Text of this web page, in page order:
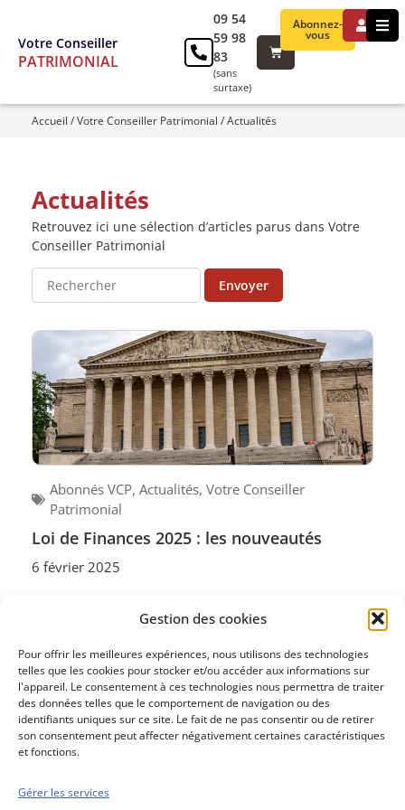
Gestion des cookies
Pour offrir les meilleures expériences, nous utilisons des technologies
telles que les cookies pour stocker et/ou accéder aux informations sur
l'appareil. Le consentement à ces technologies nous permettra de traiter
des données telles que le comportement de navigation ou des
identifiants uniques sur ce site. Le fait de ne pas consentir ou de retirer
son consentement peut affecter négativement certaines caractéristiques
et fonctions.
Gérer les services
Votre Conseiller
PATRIMONIAL
Abonnez-
vous
09 54
59 98
83
(sans
surtaxe)
Accueil /Votre Conseiller Patrimonial /Actualités
Actualités
Retrouvez ici une sélection d’articles parus dans Votre
Conseiller Patrimonial
Abonnés VCP, Actualités, Votre Conseiller
Patrimonial
Loi de Finances 2025 : les nouveautés
6 février 2025
Premier ministre est finalement parvenu à trouver un
Conseils boursiers depuis 1952